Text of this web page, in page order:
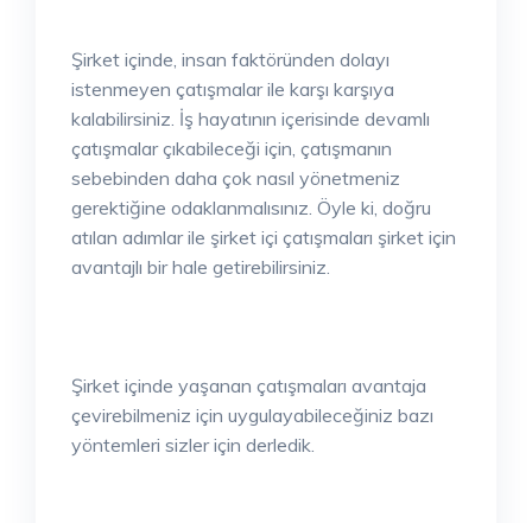
Şirket içinde, insan faktöründen dolayı
istenmeyen çatışmalar ile karşı karşıya
kalabilirsiniz. İş hayatının içerisinde devamlı
çatışmalar çıkabileceği için, çatışmanın
sebebinden daha çok nasıl yönetmeniz
gerektiğine odaklanmalısınız. Öyle ki, doğru
atılan adımlar ile şirket içi çatışmaları şirket için
avantajlı bir hale getirebilirsiniz.
Şirket içinde yaşanan çatışmaları avantaja
çevirebilmeniz için uygulayabileceğiniz bazı
yöntemleri sizler için derledik.